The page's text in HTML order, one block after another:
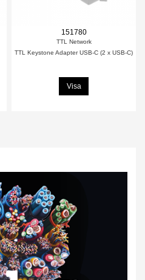
151780
TTL Network
TTL Keystone Adapter USB-C (2 x USB-C)
Visa